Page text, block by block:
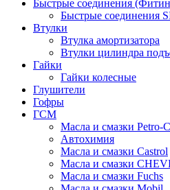
Быстрые соединения
Быстрые соединения
Втулки
Втулка амортизатора
Втулки цилиндра
Гайки
Гайки колесные
Глушители
Гофры
ГСМ
Масла и смазки Petro-
Автохимия
Масла и смазки Castrol
Масла и смазки
Масла и смазки Fuchs